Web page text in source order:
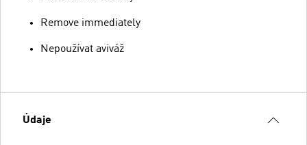
Remove immediately
Nepoužívat aviváž
Údaje